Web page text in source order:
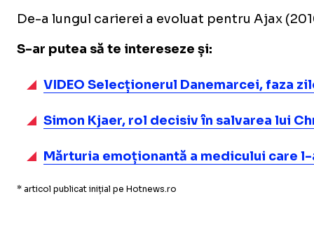
De-a lungul carierei a evoluat pentru Ajax
S-ar putea să te intereseze și:
VIDEO Selecționerul Danemarcei, faza
Simon Kjaer, rol decisiv în salvarea lui
Mărturia emoționantă a medicului care
* articol publicat inițial pe Hotnews.ro